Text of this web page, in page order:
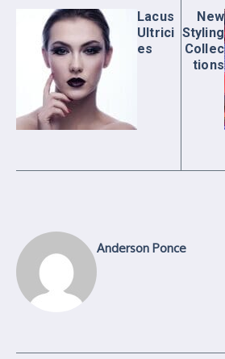
Lacus
Ultrici
es
New
Styling
Collec
tions
Anderson Ponce